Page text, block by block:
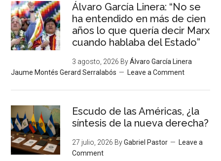
Álvaro García Linera: “No se
ha entendido en más de cien
años lo que quería decir Marx
cuando hablaba del Estado”
3 agosto, 2026 ByÁlvaro García Linera
Jaume Montés Gerard Serralabós
Leave a Comment
Escudo de las Américas, ¿la
síntesis de la nueva derecha?
27 julio, 2026 ByGabriel Pastor
Leave a
Comment